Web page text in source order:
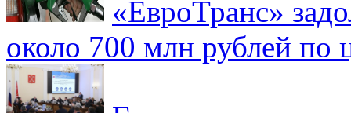
«ЕвроТранс»
около 700 млн рублей